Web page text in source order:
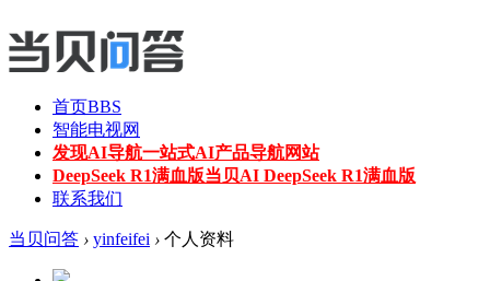
首页BBS
智能电视网
发现AI导航一站式AI产品导航网站
DeepSeek R1满血版当贝AI DeepSeek R1满血版
联系我们
当贝问答 › yinfeifei › 个人资料